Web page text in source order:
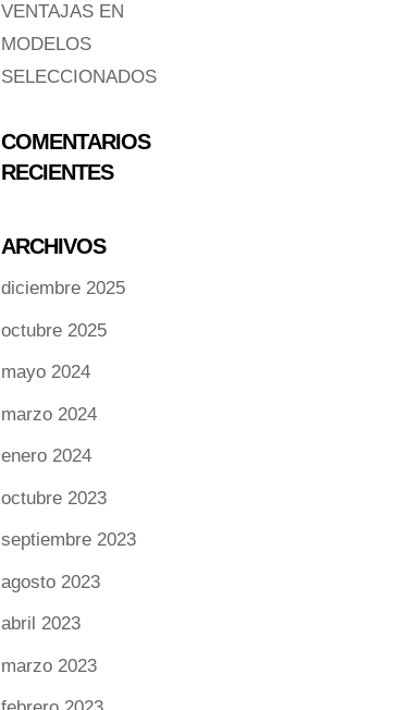
VENTAJAS EN
MODELOS
SELECCIONADOS
COMENTARIOS
RECIENTES
ARCHIVOS
diciembre 2025
octubre 2025
mayo 2024
marzo 2024
enero 2024
octubre 2023
septiembre 2023
agosto 2023
abril 2023
marzo 2023